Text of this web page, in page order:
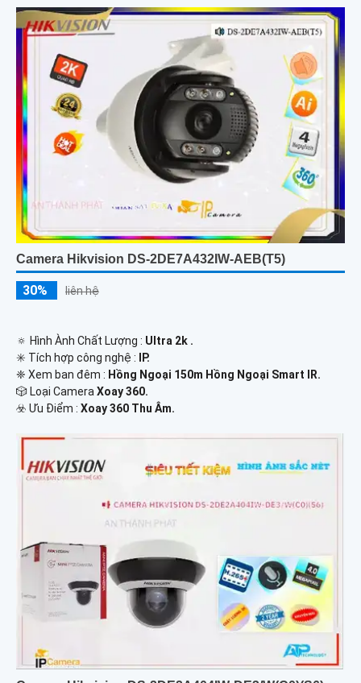
Camera Hikvision DS-2DE7A432IW-AEB(T5)
30% liên hệ
🔅 Hình Ành Chất Lượng : Ultra 2k .
✳️ Tích hợp công nghệ :
IP.
❈ Xem ban đêm : Hồng Ngoại 150m Hồng Ngoại Smart IR.
🎲 Loại CameraXoay 360.
️☣️ Ưu Điểm : Xoay 360 Thu Âm.